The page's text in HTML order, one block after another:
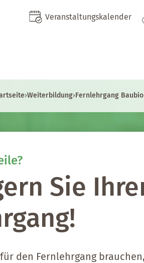
Veranstaltungskalender
›Weiterbildung›Fernlehrgang
Sie
den Fernlehrgang